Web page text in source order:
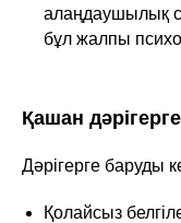
алаңдаушылық
бұл жалпы
Қашан
Дәрігерге баруды
Қолайсыз